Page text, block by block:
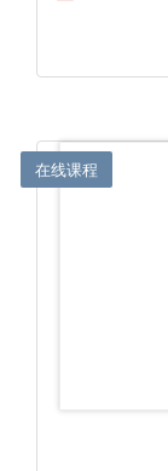
在线课程